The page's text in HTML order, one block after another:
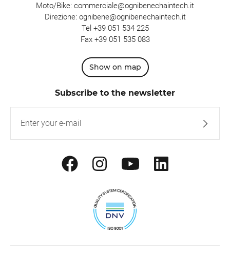
Moto/Bike: commerciale@ognibenechaintech.it
Direzione: ognibene@ognibenechaintech.it
Tel +39 051 534 225
Fax +39 051 535 083
Show on map
Subscribe to the newsletter